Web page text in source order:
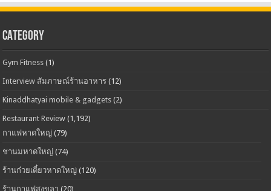
CATEGORY
Gym Fitness (1)
Interview สัมภาษณ์ร้านอาหาร (12)
Kinaddhatyai mobile & gadgets (2)
Restaurant Review (1,192)
กาแฟหาดใหญ่ (79)
ชานมหาดใหญ่ (74)
ร้านก๋วยเตี๋ยวหาดใหญ่ (120)
ร้านกาแฟสงขลา (20)